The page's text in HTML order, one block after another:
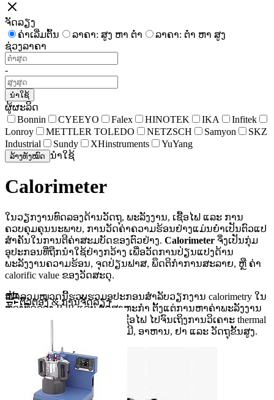
ຈັດລຽງ
ຄ່າເລີ່ມຕົ້ນ
ລາຄາ: ສູງ ຫາ ຕໍ່າ
ລາຄາ: ຕໍ່າ ຫາ ສູງ
ຊ່ວງລາຄາ
-
ນຳໃຊ້
ຜູ້ຜະລິດ
Bonnin
CYEEYO Falex HINOTEK IKA
Infitek
Lonroy
METTLER TOLEDO NETZSCH Samyon
SKZ
Industrial
Sundy XHinstruments YuYang
ລ້າງທັງໝົດ ນຳໃຊ້
Calorimeter
ໃນວຽກງານທົດລອງດ້ານວັດຖຸ, ພະລັງງານ, ເຊື້ອໄຟ ແລະ ການ
ຄວບຄຸມຄຸນນະພາບ, ການວັດຄ່າຄວາມຮ້ອນຢ່າງແມ່ນຍຳເປັນຕົວແປ
ສຳຄັນໃນການຕີຄ່າສະມບັດຂອງຕົວຢ່າງ. Calorimeter ຈຶ່ງເປັນກຸ່ມ
ອຸປະກອນທີ່ຖືກນຳໃຊ້ຢ່າງກວ້າງ ເພື່ອວັດການປ່ຽນແປງດ້ານ
ພະລັງງານຄວາມຮ້ອນ, ຈຸດປ່ຽນຟາສ, ພຶດຕິກຳການສະລາຍ, ຫຼື ຄ່າ
calorific value ຂອງວັດສະດຸ.
ໜ້າລວມໝວດນີ້ຮວບຮວມອຸປະກອນສຳລັບວຽກງານ calorimetry ໃນ
ຫ້ອງທົດລອງ B2B ແລະ ອຸດສາຫະກຳ ຕັ້ງແຕ່ການຫາຄ່າພະລັງງານ
ການເຜົາໄໝ້ຂອງຖ່ານຫີນ ຫຼື ເຊື້ອໄຟ ໄປຈົນເຖິງການວິເຄາະ thermal
behavior ຂອງ polymer, ສານເຄມີ, ອາຫານ, ຢາ ແລະ ວັດຖຸຂັ້ນສູງ.
ຕົວຕອງ & ການຈັດລຽງ